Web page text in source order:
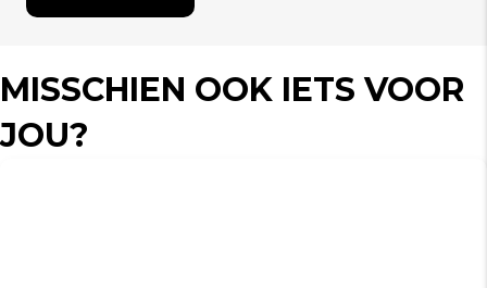
MISSCHIEN OOK IETS VOOR
JOU?